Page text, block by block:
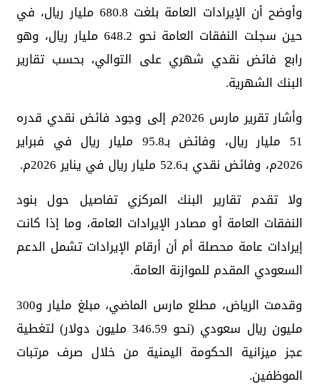
وأوضح أن الإيرادات العامة بلغت 680.8 مليار ريال، في
حين سجلت النفقات العامة نحو 648.2 مليار ريال، وهو
رابع فائض نقدي شهري على التوالي، بحسب تقارير
البنك الشهرية.
وأشار تقرير مارس 2026م إلى وجود فائض نقدي قدره
51 مليار ريال، وفائض بـ95.8 مليار ريال في فبراير
2026م، وفائض نقدي بـ52.6 مليار ريال في يناير 2026م.
ولا تقدم تقارير البنك المركزي تفاصيل حول بنود
النفقات العامة أو مصادر الإيرادات العامة، وما إذا كانت
إيرادات عامة محصلة أم أن أرقام الإيرادات تشمل الدعم
السعودي المقدم للموازنة العامة.
وقدمت الرياض، مطلع مارس الماضي، مبلغ مليار و300
مليون ريال سعودي (نحو 346.59 مليون دولار) لتغطية
عجز ميزانية الحكومة اليمنية من خلال صرف مرتبات
الموظفين.